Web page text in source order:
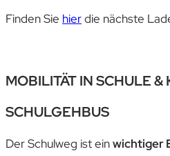
Finden Sie hierdie nächste
MOBILITÄT IN SCHULE
SCHULGEHBUS
Der Schulweg ist einwichtiger